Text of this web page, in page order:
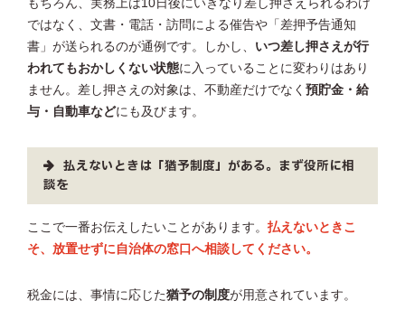
もちろん、実務上は10日後にいきなり差し押さえられるわけ
ではなく、文書・電話・訪問による催告や「差押予告通知
書」が送られるのが通例です。しかし、 いつ差し押さえが行
われてもおかしくない状態に入っていることに変わりはあり
ません。差し押さえの対象は、不動産だけでなく 預貯金・給
与・自動車などにも及びます。
払えないときは「猶予制度」がある。まず役所に相
談を
ここで一番お伝えしたいことがあります。 払えないときこ
そ、放置せずに自治体の窓口へ相談してください。
税金には、事情に応じた猶予の制度が用意されています。